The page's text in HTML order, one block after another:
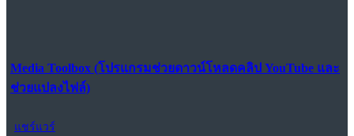
Media Toolbox (โปรแกรมช่วยดาวน์โหลดคลิป YouTube และ
ช่วยแปลงไฟล์)
แชร์แวร์